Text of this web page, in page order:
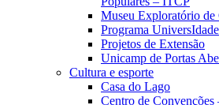
Museu Exploratório de
Programa UniversIdade
Projetos de Extensão
Unicamp de Portas
Cultura e esporte
Casa do Lago
Centro de Convenções